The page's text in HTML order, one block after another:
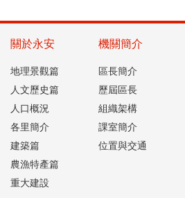
關於永安
地理景觀篇
人文歷史篇
人口概況
各里簡介
建築篇
農漁特產篇
重大建設
機關簡介
區長簡介
歷屆區長
組織架構
課室簡介
位置與交通